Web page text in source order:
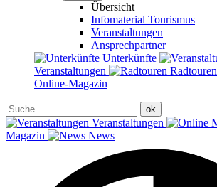
Übersicht
Infomaterial Tourismus
Veranstaltungen
Ansprechpartner
Unterkünfte
Veranstaltungen
Radtouren
Online-Magazin
Veranstaltungen
Magazin
News